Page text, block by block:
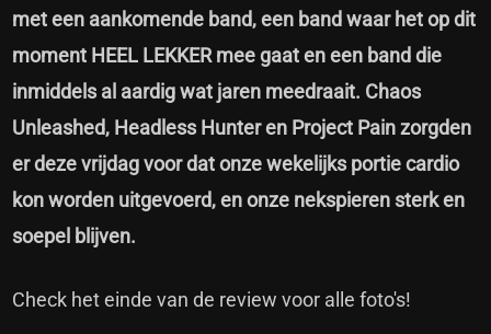
met een aankomende band, een band waar het op dit
moment HEEL LEKKER mee gaat en een band die
inmiddels al aardig wat jaren meedraait. Chaos
Unleashed, Headless Hunter en Project Pain zorgden
er deze vrijdag voor dat onze wekelijks portie cardio
kon worden uitgevoerd, en onze nekspieren sterk en
soepel blijven.
Check het einde van de review voor alle foto's!